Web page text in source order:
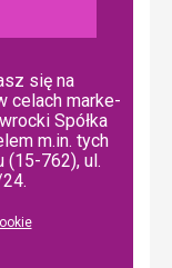
się na
ce­lach mar­ke­
Spółka
m.in. tych
(15-762), ul.